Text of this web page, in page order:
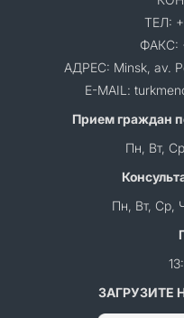
ТЕЛ:
ФАКС:
АДРЕС: Minsk, av.
E-MAIL:
Прием граждан
Пн, Вт,
Пн, Вт, Ср,
ЗАГРУЗИТЕ